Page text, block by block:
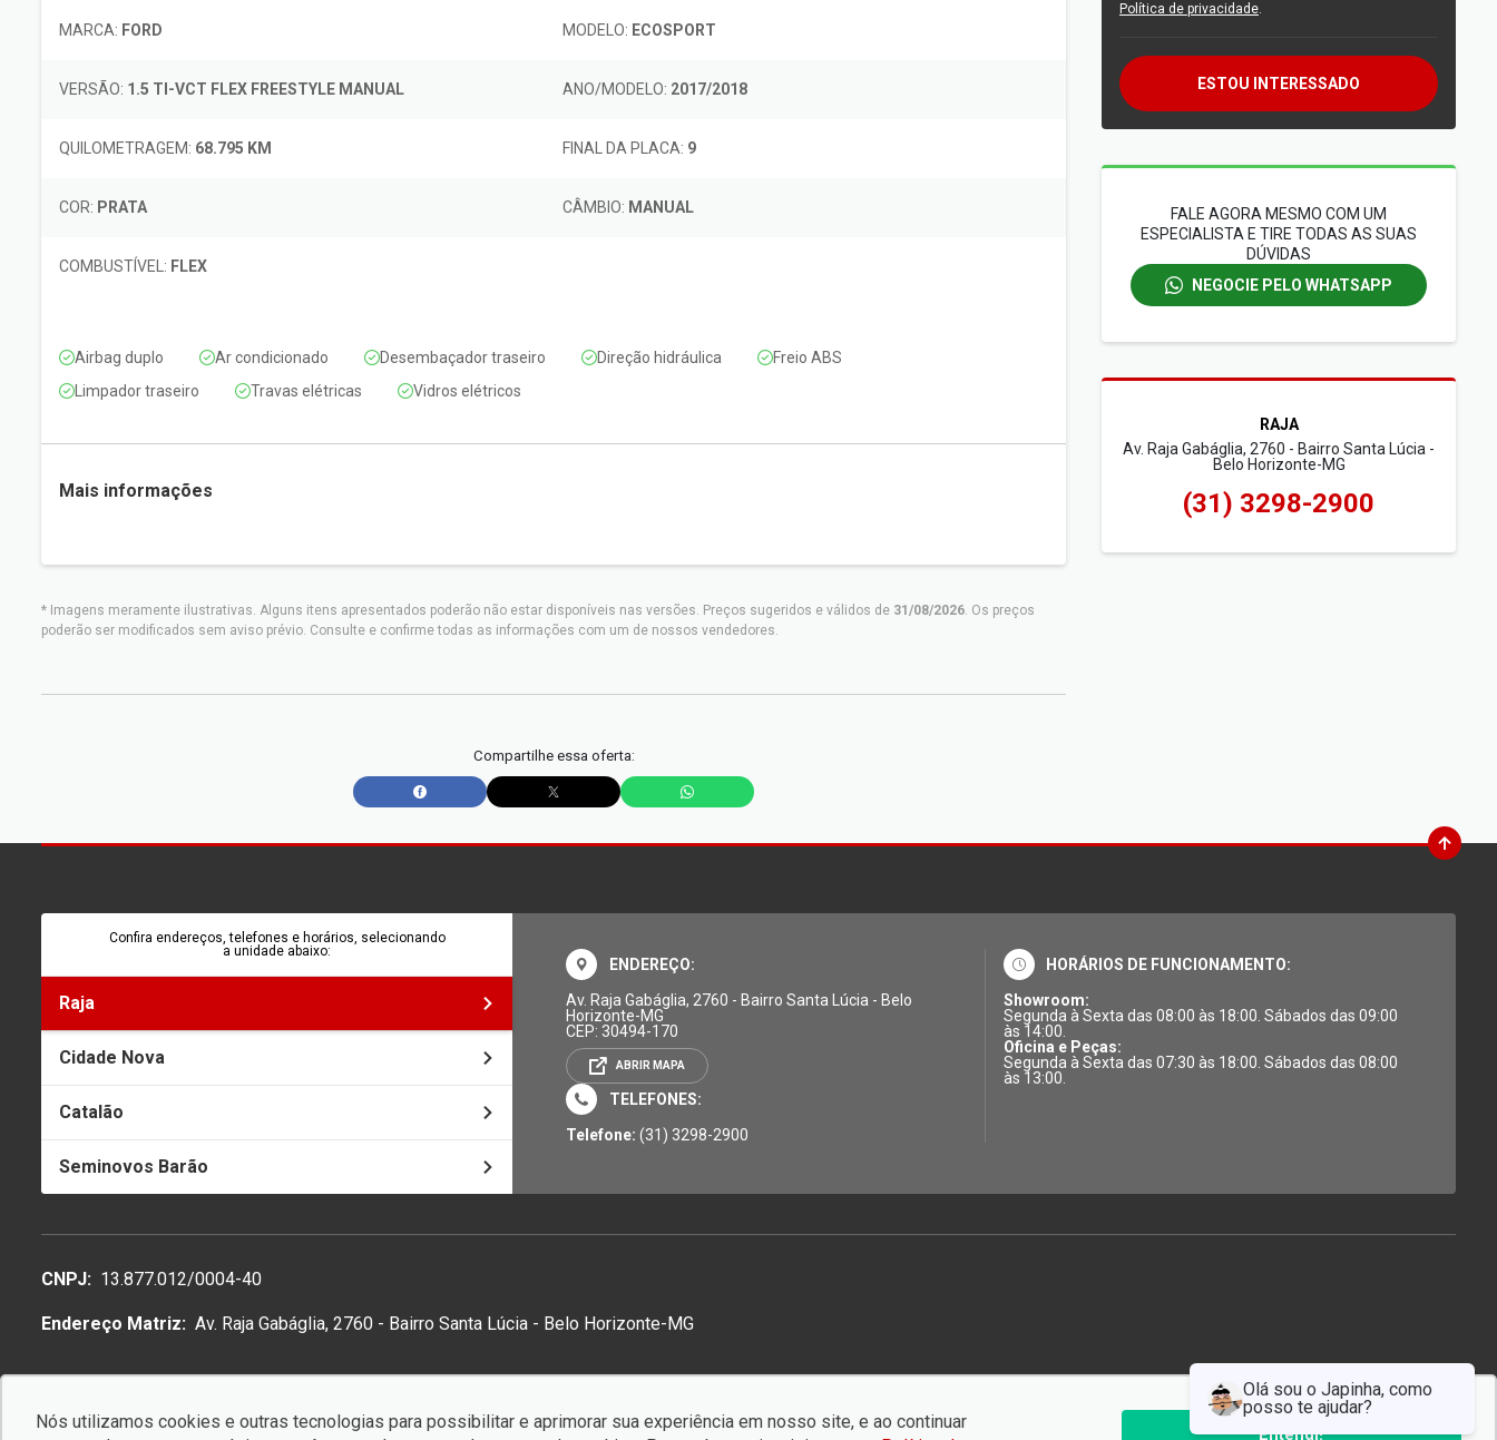
MARCA: FORD MODELO: ECOSPORT
VERSÃO: 1.5 TI-VCT FLEX FREESTYLE MANUAL ANO/MODELO: 2017/2018
QUILOMETRAGEM: 68.795 KM FINAL DA PLACA: 9
COR: PRATA CÂMBIO: MANUAL
COMBUSTÍVEL: FLEX
Airbag duplo Ar condicionado Desembaçador traseiro Direção hidráulica
Freio ABS
Limpador traseiro
Travas elétricas Vidros elétricos
Mais informações
* Imagens meramente ilustrativas. Alguns itens apresentados poderão não estar disponíveis nas versões. Preços sugeridos e válidos de 31/08/2026. Os preços
poderão ser modificados sem aviso prévio. Consulte e confirme todas as informações com um de nossos vendedores.
Compartilhe essa oferta:
Política de privacidade.
ESTOU INTERESSADO
FALE AGORA MESMO COM UM
ESPECIALISTA E TIRE TODAS AS SUAS
DÚVIDAS
NEGOCIE PELO WHATSAPP
RAJA
Av. Raja Gabáglia, 2760 - Bairro Santa Lúcia -
Belo Horizonte-MG
(31) 3298-2900
Confira endereços, telefones e horários, selecionando
a unidade abaixo:
Raja
Cidade Nova
Catalão
Seminovos Barão
ENDEREÇO:
Av. Raja Gabáglia, 2760 - Bairro Santa Lúcia - Belo
Horizonte-MG
CEP: 30494-170
ABRIR MAPA
TELEFONES:
Telefone: (31) 3298-2900
HORÁRIOS DE FUNCIONAMENTO:
Showroom:
Segunda à Sexta das 08:00 às 18:00. Sábados das 09:00
às 14:00.
Oficina e Peças:
Segunda à Sexta das 07:30 às 18:00. Sábados das 08:00
às 13:00.
CNPJ: 13.877.012/0004-40
Endereço Matriz: Av. Raja Gabáglia, 2760 - Bairro Santa Lúcia - Belo Horizonte-MG
Nós utilizamos cookies e outras tecnologias para possibilitar e aprimorar sua experiência em nosso site, e ao continuar
Entendi!